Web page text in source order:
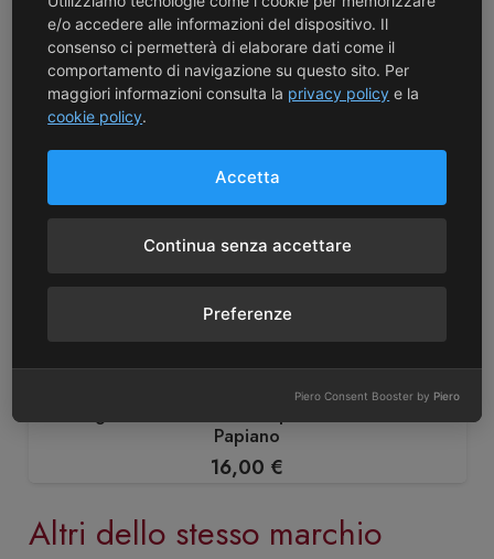
Potrebbe anche piacerti
Villa Papiano
Papiano
16,00 €
Altri dello stesso marchio
e/o accedere alle informazioni del dispositivo. Il
consenso ci permetterà di elaborare dati come il
comportamento di navigazione su questo sito. Per
maggiori informazioni consulta la privacy policy e la
cookie policy.
Accetta
Continua senza accettare
Preferenze
Piero Consent Booster by Piero